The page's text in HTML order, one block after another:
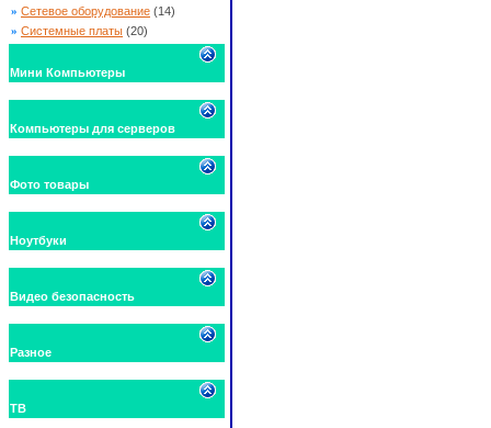
» Сетевое оборудование (14)
» Системные платы (20)
Мини Компьютеры
Компьютеры для серверов
Фото товары
Ноутбуки
Видео безопасность
Разное
ТВ